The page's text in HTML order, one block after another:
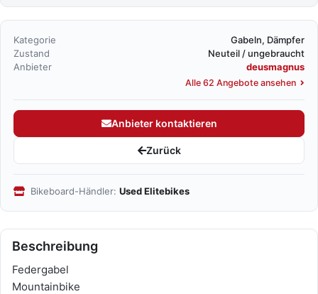
Kategorie
Gabeln, Dämpfer
Zustand
Neuteil / ungebraucht
Anbieter
deusmagnus
Alle 62 Angebote ansehen
Anbieter kontaktieren
Zurück
Bikeboard-Händler: Used Elitebikes
Beschreibung
Federgabel
Mountainbike